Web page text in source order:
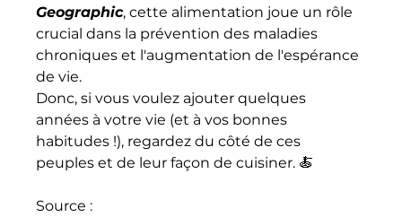
Geographic, cette alimentation joue un rôle
crucial dans la prévention des maladies
chroniques et l'augmentation de l'espérance
de vie.
Donc, si vous voulez ajouter quelques
années à votre vie (et à vos bonnes
habitudes !), regardez du côté de ces
peuples et de leur façon de cuisiner. 🍝
Source :